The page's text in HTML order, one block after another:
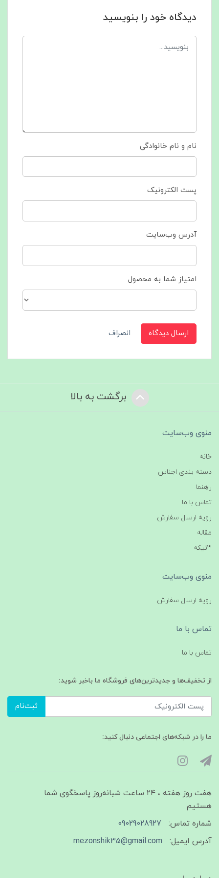
دیدگاه خود را بنویسید
نام و نام خانوادگی
پست الکترونیک
آدرس وب‌سایت
امتیاز شما به محصول
ارسال دیدگاه انصراف
برگشت به بالا
منوی وب‌سایت
خانه
دسته بندی اجناس
راهنما
تماس با ما
رویه ارسال سفارش
مقاله
3تیکه
منوی وب‌سایت
رویه ارسال سفارش
تماس با ما
تماس با ما
از تخفیف‌ها و جدیدترین‌های فروشگاه ما باخبر شوید:
ثبت‌نام
ما را در شبکه‌های اجتماعی دنبال کنید:
هفت روز هفته ، ۲۴ ساعت شبانه‌روز پاسخگوی شما
هستیم
شماره تماس:
09029028927
آدرس ایمیل:
mezonshik35@gmail.com